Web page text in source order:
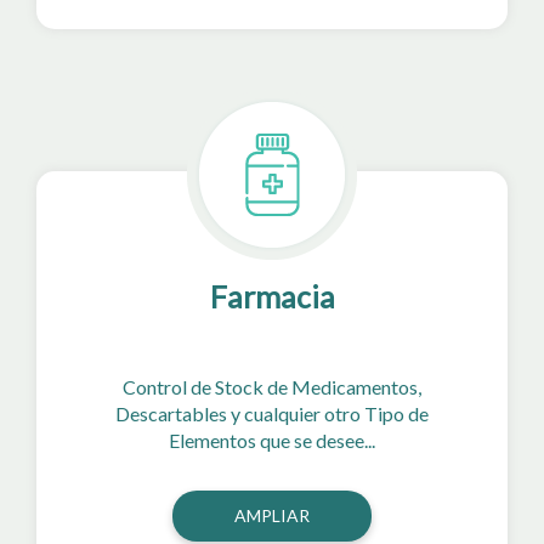
Farmacia
Control de Stock de Medicamentos,
Descartables y cualquier otro Tipo de
Elementos que se desee...
AMPLIAR